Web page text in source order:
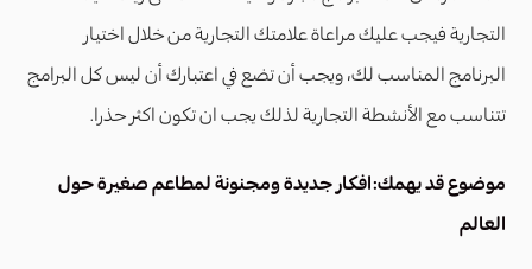
التجارية فيجب عليك مراعاة علامتك التجارية من خلال اختيار
البرنامج المناسب لك، ويجب أن تضع في اعتبارك أن ليس كل البرامج
تتناسب مع الأنشطة التجارية لذلك يجب ان تكون اكثر حذرا.
موضوع قد يهمك:افكار جديدة ومجنونة لمطاعم صغيرة حول
العالم